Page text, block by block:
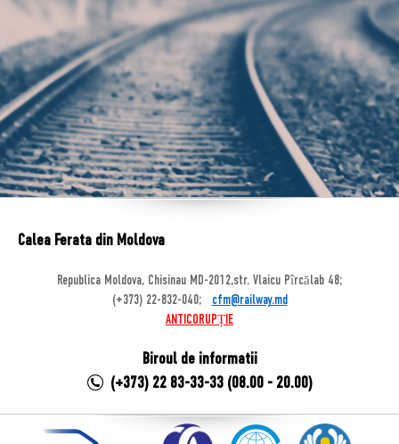
Calea Ferata din Moldova
Republica Moldova, Chisinau MD-2012,str. Vlaicu Pîrcălab 48;
(+373) 22-832-040;
cfm@railway.md
ANTICORUPȚIE
Biroul de informatii
(+373) 22 83-33-33 (08.00 - 20.00)